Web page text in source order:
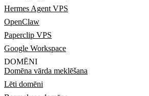
Hermes Agent VPS
OpenClaw
Paperclip VPS
Google Workspace
DOMĒNI
Domēna vārda meklēšana
Lēti domēni